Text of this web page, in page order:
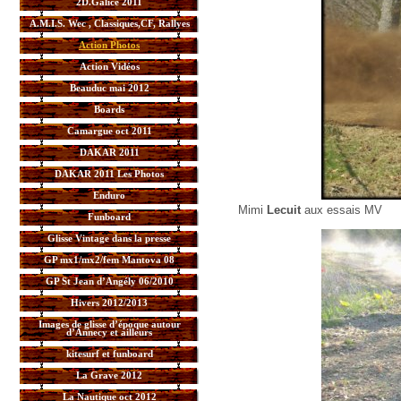
A.M.I.S. Wec , Classiques,CF, Rallyes
Action Photos
Action Vidéos
Beauduc mai 2012
Boards
Camargue oct 2011
DAKAR 2011
DAKAR 2011 Les Photos
Enduro
Funboard
Glisse Vintage dans la presse
GP mx1/mx2/fem Mantova 08
GP St Jean d’Angély 06/2010
Hivers 2012/2013
Images de glisse d’époque autour
d’Annecy et ailleurs
kitesurf et funboard
La Grave 2012
La Nautique oct 2012
Mimi Lecuitaux essais MV